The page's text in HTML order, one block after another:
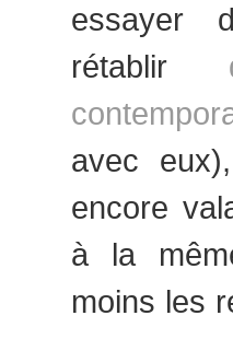
essayer
rétablir
avec
encore
à la
moins les